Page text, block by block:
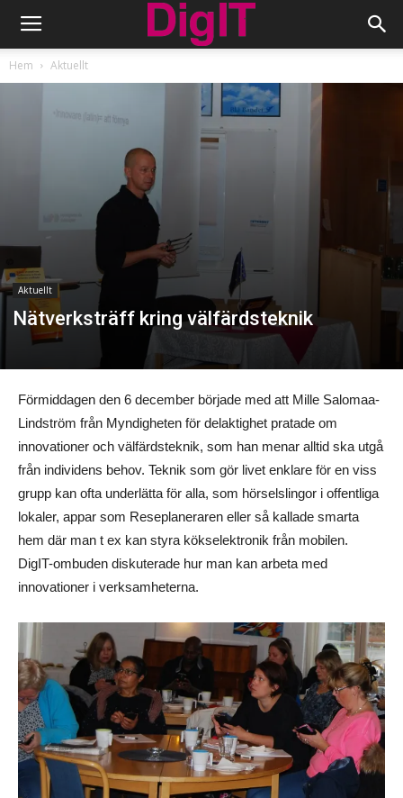
Hem Aktuellt
Aktuellt
Nätverksträff kring välfärdsteknik
Förmiddagen den 6 december började med att Mille Salomaa-
Lindström från Myndigheten för delaktighet pratade om
innovationer och välfärdsteknik, som han menar alltid ska utgå
från individens behov. Teknik som gör livet enklare för en viss
grupp kan ofta underlätta för alla, som hörselslingor i offentliga
lokaler, appar som Reseplaneraren eller så kallade smarta
hem där man t ex kan styra kökselektronik från mobilen.
DigIT-ombuden diskuterade hur man kan arbeta med
innovationer i verksamheterna.